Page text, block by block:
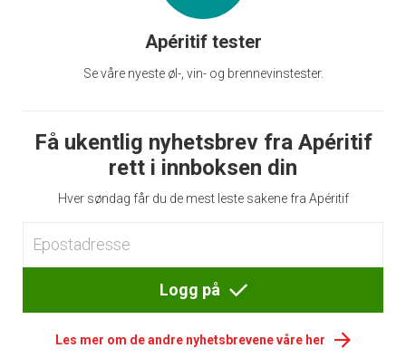
Apéritif tester
Se våre nyeste øl-, vin- og brennevinstester.
Få ukentlig nyhetsbrev fra Apéritif
rett i innboksen din
Hver søndag får du de mest leste sakene fra Apéritif
Logg på
Les mer om de andre nyhetsbrevene våre her